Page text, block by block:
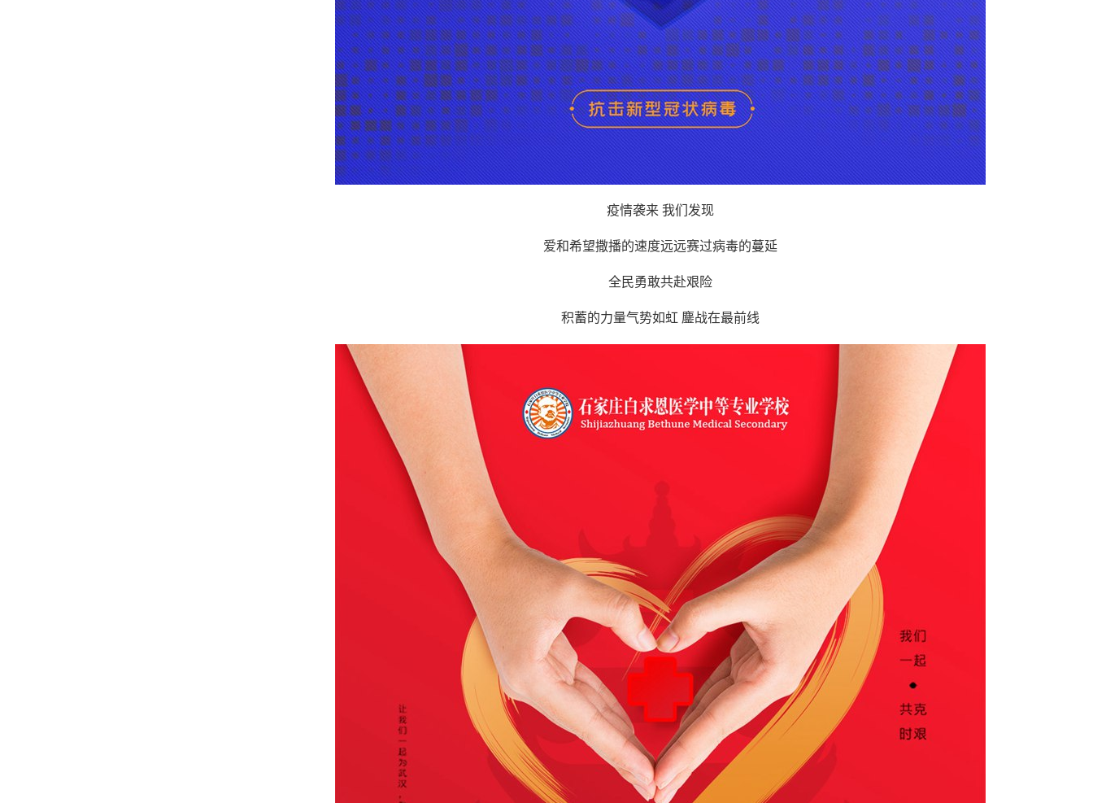
疫情袭来 我们发现
爱和希望撒播的速度远远赛过病毒的蔓延
全民勇敢共赴艰险
积蓄的力量气势如虹 鏖战在最前线